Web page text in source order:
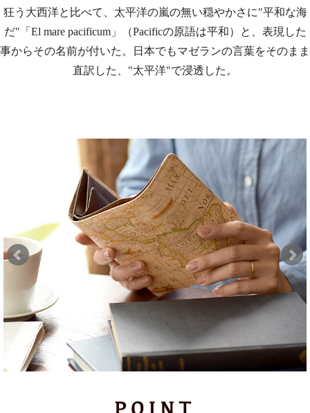
狂う大西洋と比べて、太平洋の嵐の無い穏やかさに"平和な海
だ"「El mare pacificum」（Pacificの原語は平和）と、表現した
事からその名前が付いた。日本でもマゼランの言葉をそのまま
直訳した、"太平洋"で浸透した。